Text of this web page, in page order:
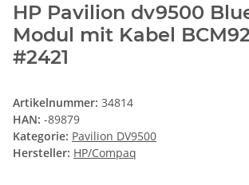
HP Pavilion dv9500
Modul mit Kabel
#2421
Artikelnummer: 34814
HAN: -89879
Kategorie: Pavilion DV9500
Hersteller: HP/Compaq